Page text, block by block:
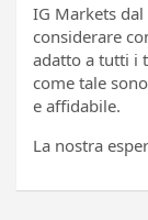
IG Markets
considerare
adatto a tutti i
come tale
e affidabile.
La nostra